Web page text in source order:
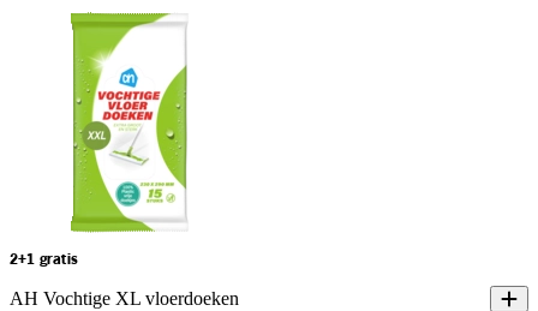
2+1 gratis
AH Vochtige XL vloerdoeken